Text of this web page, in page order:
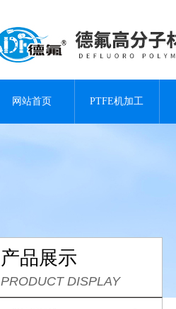
网站首页 PTFE机加工
产品展示
PRODUCT DISPLAY